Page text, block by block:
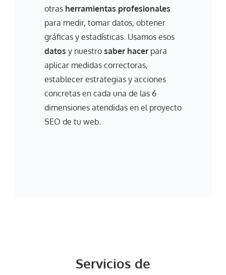
otras herramientas profesionales
para medir, tomar datos, obtener
gráficas y estadísticas. Usamos esos
datos y nuestro saber hacer para
aplicar medidas correctoras,
establecer estrategias y acciones
concretas en cada una de las 6
dimensiones atendidas en el proyecto
SEO de tu web.
Servicios de